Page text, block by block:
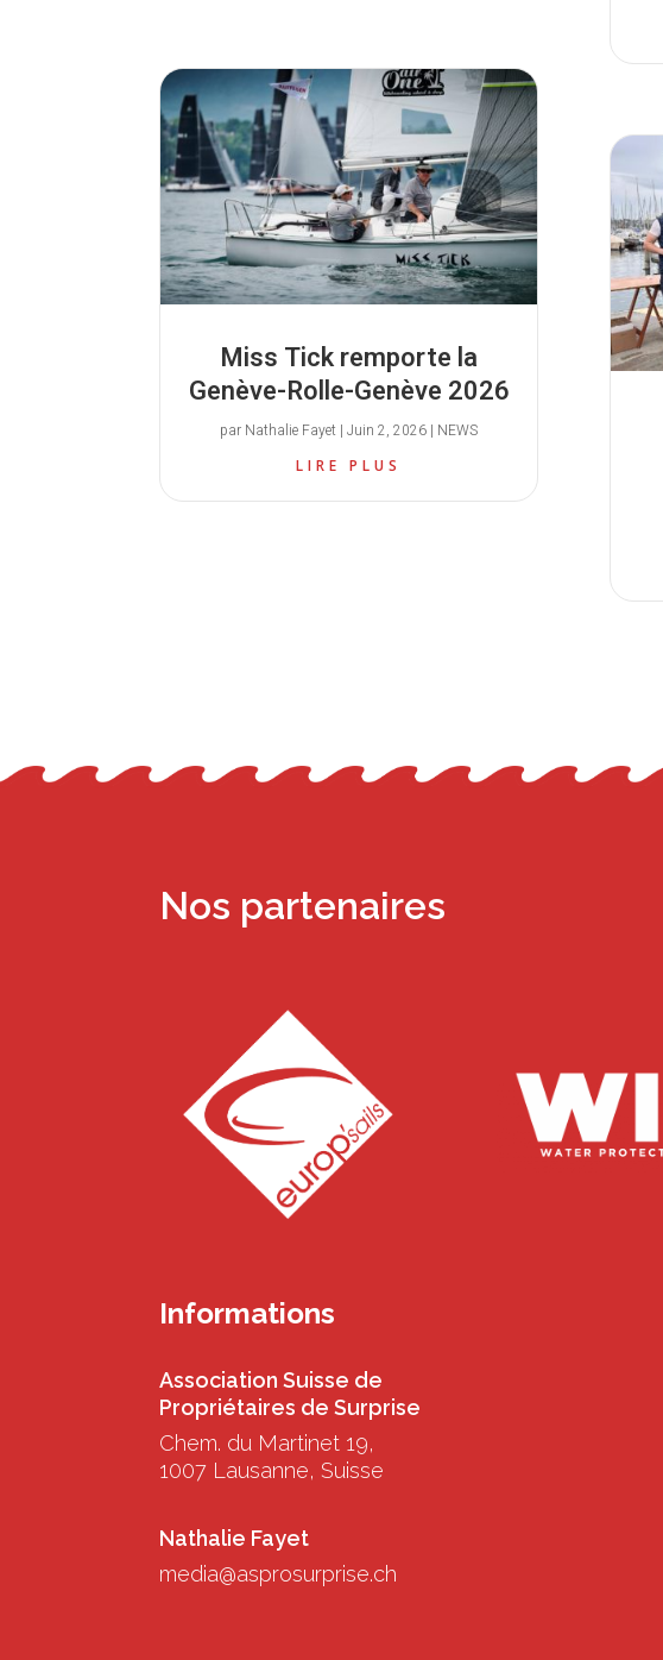
Miss Tick remporte la
Genève-Rolle-Genève 2026
par Nathalie Fayet |Juin 2, 2026 | NEWS
LIRE PLUS
Nos partenaires
Informations
Association Suisse de
Propriétaires de Surprise
Chem. du Martinet 19,
1007 Lausanne, Suisse
Nathalie Fayet
media@asprosurprise.ch